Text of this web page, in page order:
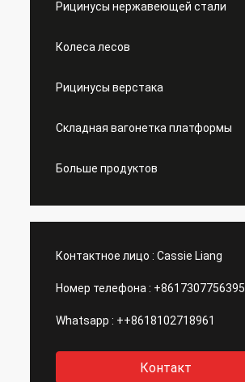
Рицинусы нержавеющей стали
Колеса лесов
Рицинусы верстака
Складная вагонетка платформы
Больше продуктов
Контактное лицо : Cassie Liang
Номер телефона : +8617307756395
Whatsapp : ++8618102718961
Контакт